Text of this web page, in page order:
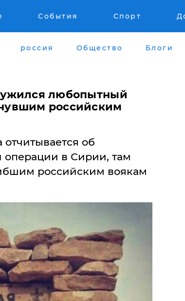
События Спорт
россия Общество Блоги
любопытный
российским
об
операции в Сирии, там
российским воякам